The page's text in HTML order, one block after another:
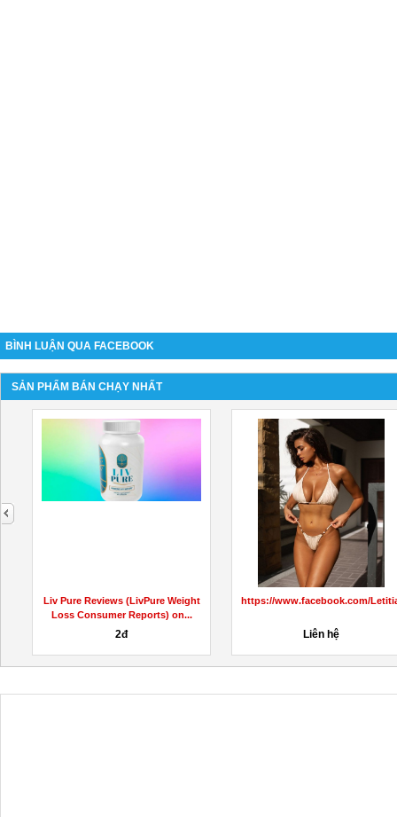
BÌNH LUẬN QUA FACEBOOK
SẢN PHẨM BÁN CHẠY NHẤT
Liv Pure Reviews (LivPure Weight
Loss Consumer Reports) on...
2đ
https://www.facebook.com/
Liên hệ